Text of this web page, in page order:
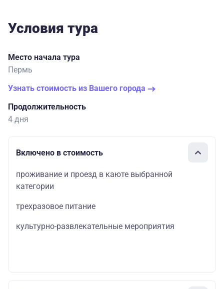
Условия тура
Место начала тура
Пермь
Узнать стоимость из Вашего города
Продолжительность
4 дня
Включено в стоимость
проживание и проезд в каюте выбранной
категории
трехразовое питание
культурно-развлекательные мероприятия